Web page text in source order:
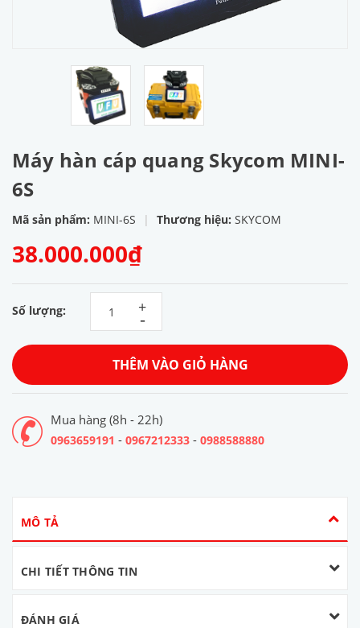
Máy hàn cáp quang Skycom MINI-
6S
Mã sản phẩm: MINI-6S | Thương hiệu: SKYCOM
38.000.000₫
Số lượng: -
+
THÊM VÀO GIỎ HÀNG
Mua hàng (8h - 22h)
0963659191 - 0967212333 - 0988588880
MÔ TẢ
CHI TIẾT THÔNG TIN
ĐÁNH GIÁ